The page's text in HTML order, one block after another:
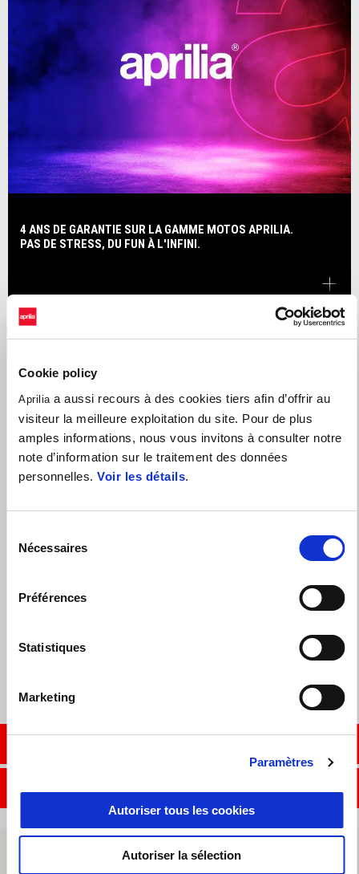
Cookie policy
Aprilia a aussi recours à des cookies tiers afin d’offrir au
visiteur la meilleure exploitation du site. Pour de plus
amples informations, nous vous invitons à consulter notre
note d’information sur le traitement des données
personnelles. Voir les détails.
Nécessaires
Préférences
Statistiques
Marketing
Paramètres
Autoriser tous les cookies
Autoriser la sélection
4 ANS DE GARANTIE SUR LA GAMME MOTOS APRILIA.
PAS DE STRESS, DU FUN À L'INFINI.